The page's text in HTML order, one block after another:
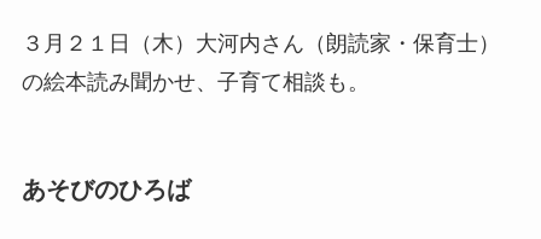
３月２１日（木）大河内さん（朗読家・保育士）
の絵本読み聞かせ、子育て相談も。
あそびのひろば